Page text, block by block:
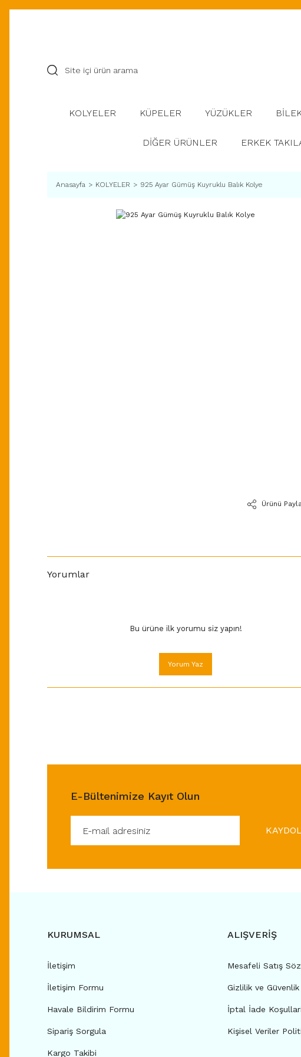
KOLYELER KÜPELER YÜZÜKLER
DİĞER ÜRÜNLER ERKEK
Anasayfa KOLYELER 925 Ayar Gümüş Kuyruklu Balık Kolye
Ürünü
Yorumlar
Bu ürüne ilk yorumu siz yapın!
Yorum Yaz
E-Bültenimize Kayıt Olun
KURUMSAL
İletişim
İletişim Formu
Havale Bildirim Formu
Sipariş Sorgula
Kargo Takibi
ALIŞVERİŞ
Mesafeli Satış
Gizlilik ve Güvenlik
İptal İade Koşullari
Kişisel Veriler